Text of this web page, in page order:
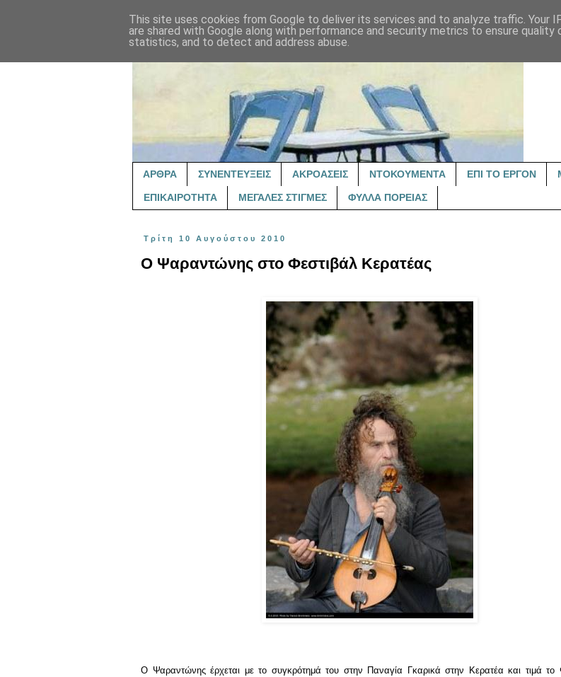
ΑΡΘΡΑ ΣΥΝΕΝΤΕΥΞΕΙΣ ΑΚΡΟΑΣΕΙΣ ΝΤΟΚΟΥΜΕΝΤΑ ΕΠΙ ΤΟ ΕΡΓΟΝ
ΕΠΙΚΑΙΡΟΤΗΤΑ ΜΕΓΑΛΕΣ ΣΤΙΓΜΕΣ ΦΥΛΛΑ ΠΟΡΕΙΑΣ
Τρίτη 10 Αυγούστου 2010
Ο Ψαραντώνης στο Φεστιβάλ Κερατέας
Ο Ψαραντώνης έρχεται με το συγκρότημά του στην Παναγία Γκαρικά στην Κερατέα και τιμά το
This site uses cookies from Google to deliver its services and to analyze traffic. Your
are shared with Google along with performance and security metrics to ensure quality
statistics, and to detect and address abuse.